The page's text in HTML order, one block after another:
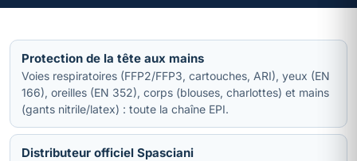
Protection de la tête aux mains
Voies respiratoires (FFP2/FFP3, cartouches, ARI), yeux (EN
166), oreilles (EN 352), corps (blouses, charlottes) et mains
(gants nitrile/latex) : toute la chaîne EPI.
Distributeur officiel Spasciani